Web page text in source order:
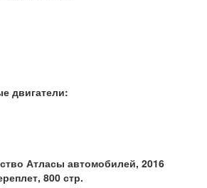
двигатели:
Атласы автомобилей, 2016
800 стр.